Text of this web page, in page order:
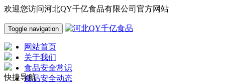
欢迎您访问河北QY千亿食品有限公司官方网站
Toggle navigation
网站首页
关于我们
食品安全常识
食品安全动态
快捷导航